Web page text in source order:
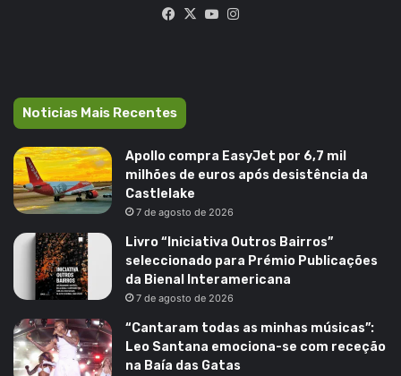
Facebook
X YouTube
Noticias Mais Recentes
Apollo compra EasyJet por 6,7 mil
milhões de euros após desistência da
Castlelake
7 de agosto de 2026
Livro “Iniciativa Outros Bairros”
seleccionado para Prémio Publicações
da Bienal Interamericana
7 de agosto de 2026
“Cantaram todas as minhas músicas”:
Leo Santana emociona-se com receção
na Baía das Gatas